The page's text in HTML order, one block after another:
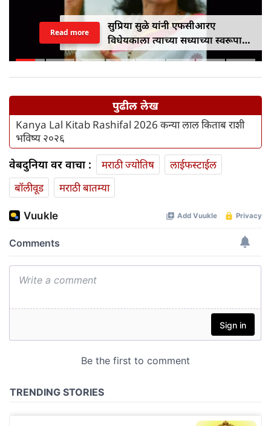
सुप्रिया सुळे यांनी एफसीआरए
विधेयकाला त्याच्या सध्याच्या स्वरूपात
विरोध केला
Read more
पुढील लेख
Kanya Lal Kitab Rashifal 2026 कन्या लाल किताब राशी
भविष्य २०२६
वेबदुनिया वर वाचा : मराठी ज्योतिष
लाईफस्टाईल
बॉलीवूड
मराठी बातम्या